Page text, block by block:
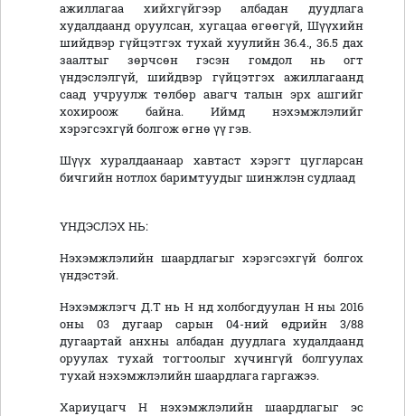
ажиллагаа хийхгүйгээр албадан дуудлага
худалдаанд оруулсан, хугацаа өгөөгүй, Шүүхийн
шийдвэр гүйцэтгэх тухай хуулийн 36.4., 36.5 дах
заалтыг зөрчсөн гэсэн гомдол нь огт
үндэслэлгүй, шийдвэр гүйцэтгэх ажиллагаанд
саад учруулж төлбөр авагч талын эрх ашгийг
хохироож байна. Иймд нэхэмжлэлийг
хэрэгсэхгүй болгож өгнө үү гэв.
Шүүх хуралдаанаар хавтаст хэрэгт цугларсан
бичгийн нотлох баримтуудыг шинжлэн судлаад
ҮНДЭСЛЭХ НЬ:
Нэхэмжлэлийн шаардлагыг хэрэгсэхгүй болгох
үндэстэй.
Нэхэмжлэгч Д.Т нь Н нд холбогдуулан Н ны 2016
оны 03 дугаар сарын 04-ний өдрийн 3/88
дугаартай анхны албадан дуудлага худалдаанд
оруулах тухай тогтоолыг хүчингүй болгуулах
тухай нэхэмжлэлийн шаардлага гаргажээ.
Хариуцагч Н нэхэмжлэлийн шаардлагыг эс